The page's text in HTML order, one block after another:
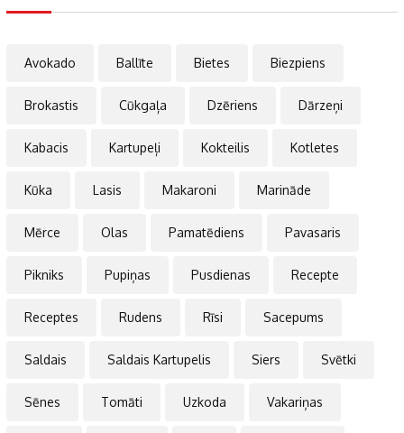
Avokado Ballīte Bietes Biezpiens
Brokastis Cūkgaļa Dzēriens Dārzeņi
Kabacis Kartupeļi Kokteilis Kotletes
Kūka Lasis Makaroni Marināde
Mērce Olas Pamatēdiens Pavasaris
Pikniks Pupiņas Pusdienas Recepte
Receptes Rudens Rīsi Sacepums
Saldais Saldais Kartupelis Siers Svētki
Sēnes Tomāti Uzkoda Vakariņas